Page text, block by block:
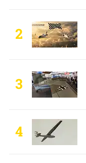
2
3
4